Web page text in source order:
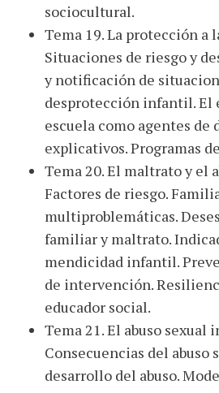
sociocultural.
Tema 19. La protección a
Situaciones de riesgo y
y notificación de
desprotección infantil. El
escuela como agentes de
explicativos. Programas
Tema 20. El maltrato y el
Factores de riesgo.
multiproblemáticas.
familiar y maltrato.
mendicidad infantil.
de intervención.
educador social.
Tema 21. El abuso
Consecuencias del abuso
desarrollo del abuso.